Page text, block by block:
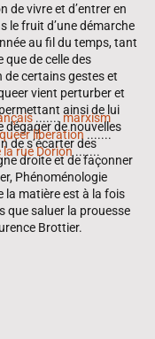
de vivre et d’entrer en
le fruit d’une démarche
au fil du temps, tant
que de celle des
certains gestes et
vient perturber et
ainsi de lui
dégager de nouvelles
de s’écarter des
droite et de façonner
Phénoménologie
la matière est à la fois
que saluer la prouesse
Brottier.
....... marxism
queer liberation .......
la rue Dorion .......